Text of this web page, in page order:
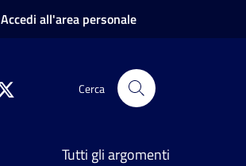
Accedi all'area personale
Cerca
Tutti gli argomenti